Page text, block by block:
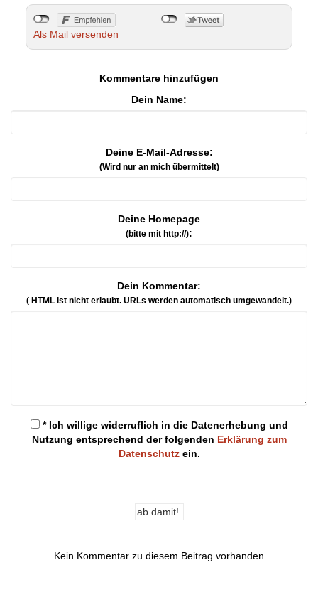
Als Mail versenden
Kommentare hinzufügen
Dein Name:
Deine E-Mail-Adresse:
(Wird nur an mich übermittelt)
Deine Homepage
(bitte mit http://):
Dein Kommentar:
( HTML ist nicht erlaubt. URLs werden automatisch umgewandelt.)
* Ich willige widerruflich in die Datenerhebung und
Nutzung entsprechend der folgenden Erklärung zum
Datenschutzein.
Kein Kommentar zu diesem Beitrag vorhanden